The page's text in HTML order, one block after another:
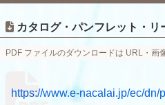
カタログ・パンフレット・リ
PDF ファイルのダウンロードは URL・画
https://www.e-nacalai.jp/ec/dn/